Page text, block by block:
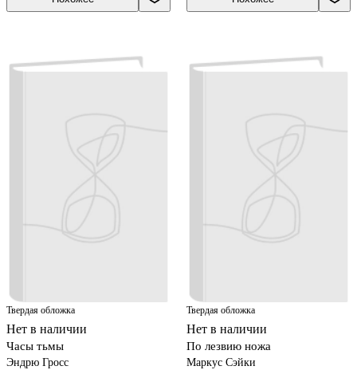
Твердая обложка
Нет в наличии
Часы тьмы
Эндрю Гросс
Твердая обложка
Нет в наличии
По лезвию ножа
Маркус Сэйки